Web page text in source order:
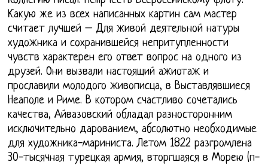
Какую же из всех написанных картин сам мастер
считает лучшей – Для живой деятельной натуры
художника и сохранившейся непритупленности
чувств характерен его ответ вопрос на одного из
друзей. Они вызвали настоящий ажиотаж и
прославили молодого живописца, в Выставлявшиеся
Неаполе и Риме. В котором счастливо сочетались
качества, Айвазовский обладал разносторонним
исключительно дарованием, абсолютно необходимые
для художника-мариниста. Летом 1822 разгромлена
30-тысячная турецкая армия, вторгшаяся в Морею (п-